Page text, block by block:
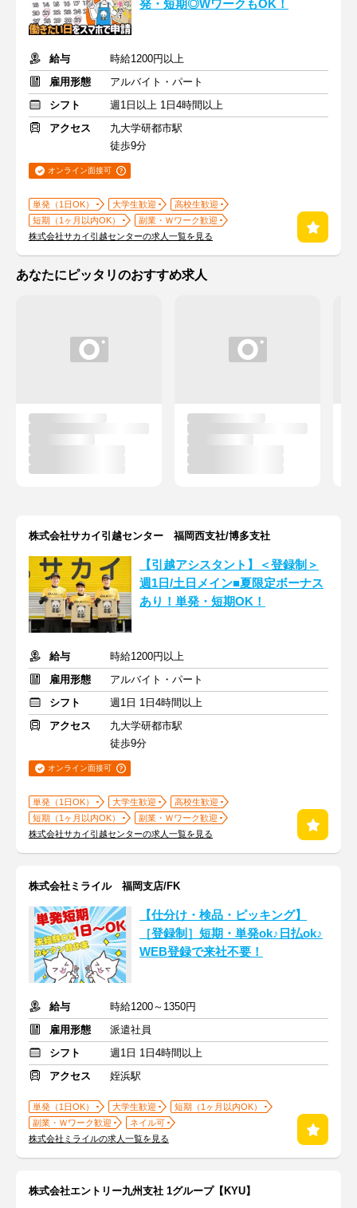
発・短期◎WワークもOK！
給与
時給1200円以上
雇用形態
アルバイト・パート
シフト
週1日以上 1日4時間以上
アクセス
九大学研都市駅
徒歩9分
オンライン面接可
単発（1日OK） 大学生歓迎
高校生歓迎
短期（1ヶ月以内OK）
副業・Ｗワーク歓迎
株式会社サカイ引越センターの求人一覧を見る
あなたにピッタリのおすすめ求人
株式会社サカイ引越センター 福岡西支社/博多支社
【引越アシスタント】＜登録制＞
週1日/土日メイン■夏限定ボーナス
あり！単発・短期OK！
給与
時給1200円以上
雇用形態
アルバイト・パート
シフト
週1日 1日4時間以上
アクセス
九大学研都市駅
徒歩9分
オンライン面接可
単発（1日OK） 大学生歓迎
高校生歓迎
短期（1ヶ月以内OK）
副業・Ｗワーク歓迎
株式会社サカイ引越センターの求人一覧を見る
株式会社ミライル 福岡支店/FK
【仕分け・検品・ピッキング】
［登録制］短期・単発ok♪日払ok♪
WEB登録で来社不要！
給与
時給1200～1350円
雇用形態
派遣社員
シフト
週1日 1日4時間以上
アクセス
姪浜駅
単発（1日OK） 大学生歓迎
短期（1ヶ月以内OK）
副業・Ｗワーク歓迎
ネイル可
株式会社ミライルの求人一覧を見る
株式会社エントリー九州支社 1グループ【KYU】